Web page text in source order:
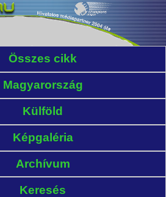
Összes cikk
Magyarország
Külföld
Képgaléria
Archívum
Keresés